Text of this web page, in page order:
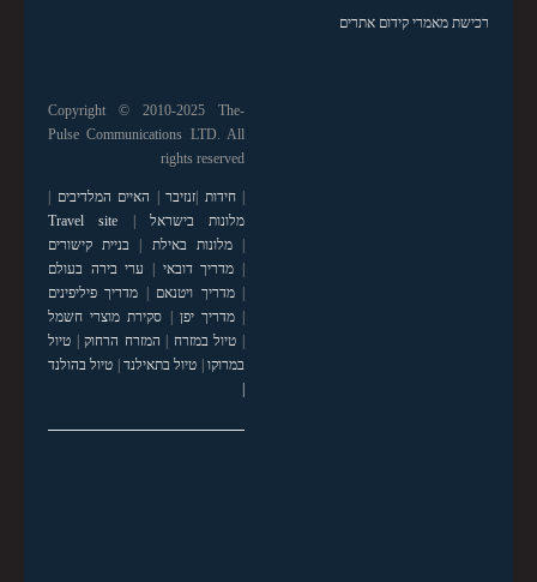
רכישת מאמרי קידום אתרים
Copyright © 2010-2025 The-
Pulse Communications LTD. All
rights reserved
|חידות זנזיבר האיים המלדיבים
מלונות בישראל
Travel site
|מלונות באילת
בניית קישורים
מדריך דובאי
ערי בירה בעולם
|מדריך ויטנאם
מדריך פיליפינים
|מדריך יפן
סקירת מוצרי חשמל
טיול במזרח המזרח הרחוק| טיול
במרוקו| טיול בתאילנד| טיול בהולנד